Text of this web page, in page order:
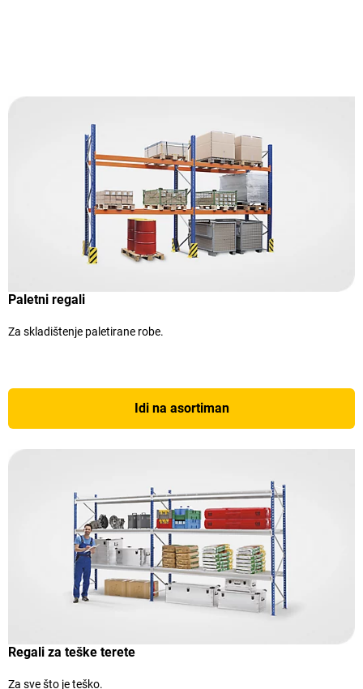
Paletni regali
Za skladištenje paletirane robe.
Idi na asortiman
Regali za teške terete
Za sve što je teško.